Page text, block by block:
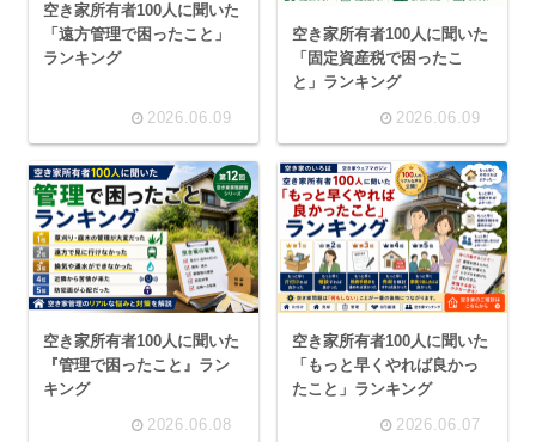
空き家所有者100人に聞いた
「遠方管理で困ったこと」
ランキング
2026.06.09
空き家所有者100人に聞いた
「固定資産税で困ったこ
と」ランキング
2026.06.09
空き家所有者100人に聞いた
『管理で困ったこと』ラン
キング
2026.06.08
空き家所有者100人に聞いた
「もっと早くやれば良かっ
たこと」ランキング
2026.06.07